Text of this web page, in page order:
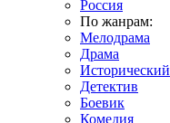
Россия
По жанрам:
Мелодрама
Драма
Исторический
Детектив
Боевик
Комедия